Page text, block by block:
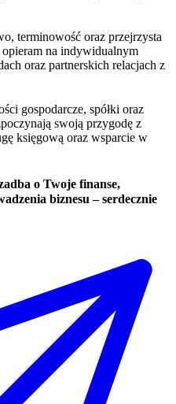
terminowość oraz przejrzysta
na indywidualnym
oraz partnerskich relacjach z
gospodarcze, spółki oraz
swoją przygodę z
księgową oraz wsparcie w
o Twoje finanse,
biznesu – serdecznie